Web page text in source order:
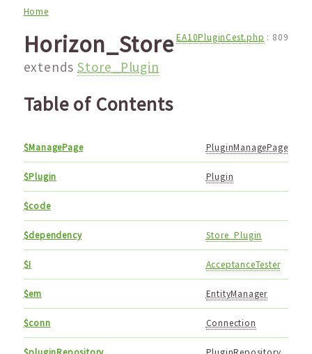
Home
Horizon_Store
extends Store_Plugin
EA10PluginCest.php : 809
Table of Contents
$ManagePage PluginManagePage
$Plugin Plugin
$code
$dependency Store_Plugin
$I AcceptanceTester
$em EntityManager
$conn Connection